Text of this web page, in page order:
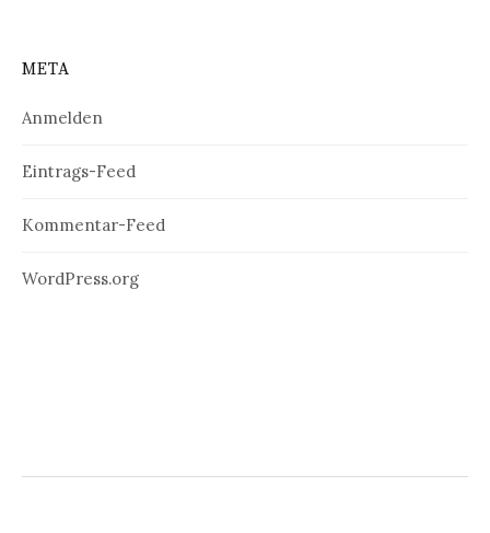
META
Anmelden
Eintrags-Feed
Kommentar-Feed
WordPress.org